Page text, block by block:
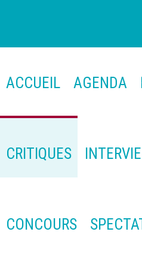
ACCUEIL AGENDA
CRITIQUES
CONCOURS